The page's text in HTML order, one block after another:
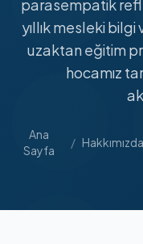
parasempatik
yıllık mesleki bilgi
uzaktan eğitim
hocamız
Ana
Sayfa
/ Hakkımızda